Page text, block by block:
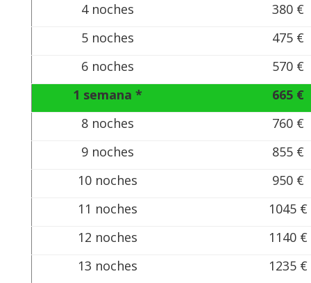
4 noches
380 €
5 noches
475 €
6 noches
570 €
1 semana *
665 €
8 noches
760 €
9 noches
855 €
10 noches
950 €
11 noches
1045 €
12 noches
1140 €
13 noches
1235 €